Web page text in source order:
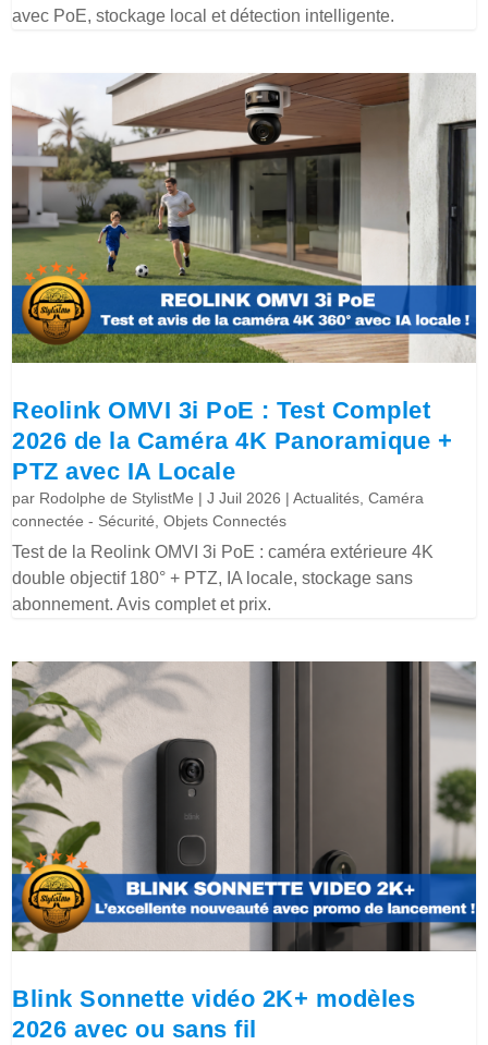
avec PoE, stockage local et détection intelligente.
Reolink OMVI 3i PoE : Test Complet
2026 de la Caméra 4K Panoramique +
PTZ avec IA Locale
par Rodolphe de StylistMe |J Juil 2026 |Actualités ,Caméra
connectée - Sécurité ,Objets Connectés
Test de la Reolink OMVI 3i PoE : caméra extérieure 4K
double objectif 180° + PTZ, IA locale, stockage sans
abonnement. Avis complet et prix.
Blink Sonnette vidéo 2K+ modèles
2026 avec ou sans fil